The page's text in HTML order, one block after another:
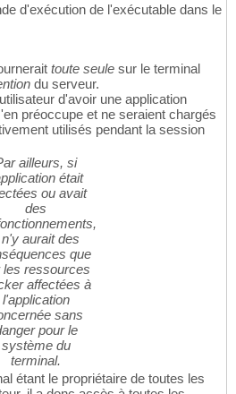
d'exécution de l'exécutable dans le
toute seule sur le terminal
du serveur.
d'avoir une application
préoccupe et ne seraient chargés
utilisés pendant la session
ailleurs, si
était
ou avait
des
aurait des
que
les ressources
affectées à
l'application
sans
pour le
système du
terminal.
étant le propriétaire de toutes les